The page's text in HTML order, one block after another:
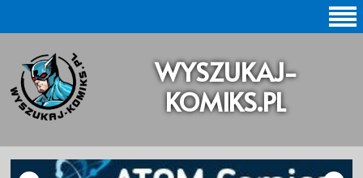
SZUKAJ |
BAZA KOMIKSÓW |
KOMIKSY POLSKIE
WYSZUKAJ-
KOMIKS.PL